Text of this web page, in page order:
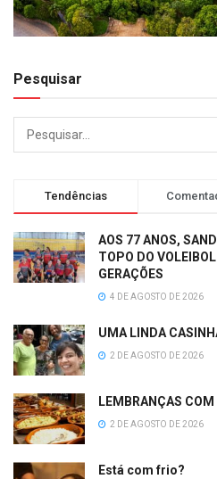
Pesquisar
Tendências
AOS 77 ANOS,
TOPO DO
GERAÇÕES
4 DE AGOSTO DE 2026
UMA LINDA
2 DE AGOSTO DE 2026
LEMBRANÇAS
2 DE AGOSTO DE 2026
Está com frio?